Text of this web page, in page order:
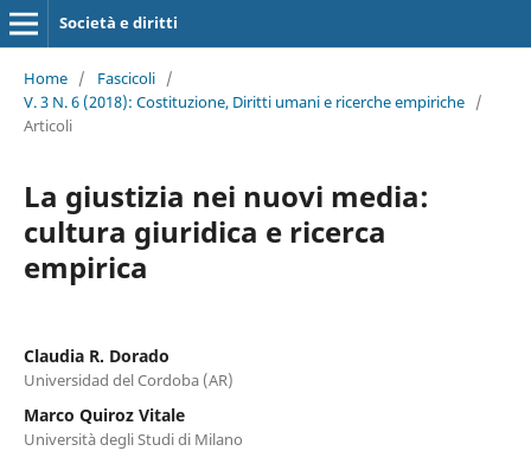
Società e diritti
Home / Fascicoli /
V. 3 N. 6 (2018): Costituzione, Diritti umani e ricerche empiriche /
Articoli
La giustizia nei nuovi media:
cultura giuridica e ricerca
empirica
Claudia R. Dorado
Universidad del Cordoba (AR)
Marco Quiroz Vitale
Università degli Studi di Milano